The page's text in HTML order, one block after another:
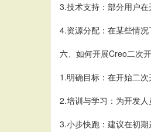
3.技术支持：部分用户
4.资源分配：在某些情
六、如何开展Creo二次
1.明确目标：在开始二
2.培训与学习：为开发
3.小步快跑：建议在初